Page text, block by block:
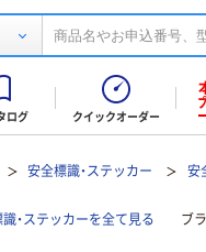
ログ クイックオーダー
安全標識・ステッカー 安
・ステッカーを全て見る ブ